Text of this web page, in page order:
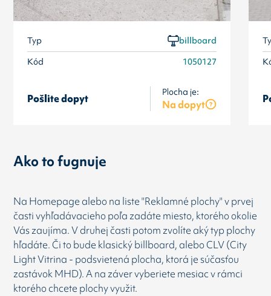
Typ
billboard
Kód
1050127
Pošlite dopyt
Plocha je:
Na dopyt
Ako to fugnuje
Na Homepage alebo na liste "Reklamné plochy" v prvej
časti vyhľadávacieho poľa zadáte miesto, ktorého okolie
Vás zaujíma. V druhej časti potom zvolíte aký typ plochy
hľadáte. Či to bude klasický billboard, alebo CLV (City
Light Vitrina - podsvietená plocha, ktorá je súčasťou
zastávok MHD). A na záver vyberiete mesiac v rámci
ktorého chcete plochy využit.